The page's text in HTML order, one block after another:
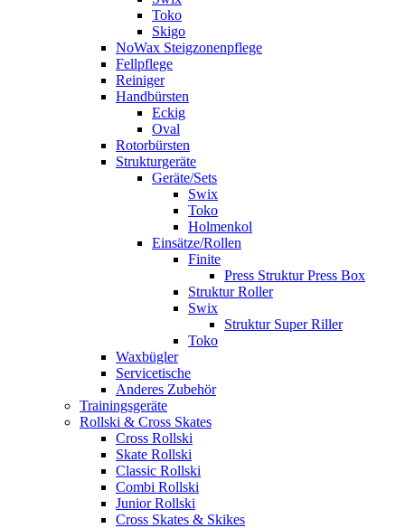
Toko
Skigo
NoWax Steigzonenpflege
Fellpflege
Reiniger
Handbürsten
Eckig
Oval
Rotorbürsten
Strukturgeräte
Geräte/Sets
Swix
Toko
Holmenkol
Einsätze/Rollen
Finite
Press Struktur Press Box
Struktur Roller
Swix
Struktur Super Riller
Toko
Waxbügler
Servicetische
Anderes Zubehör
Trainingsgeräte
Rollski & Cross Skates
Cross Rollski
Skate Rollski
Classic Rollski
Combi Rollski
Junior Rollski
Cross Skates & Skikes